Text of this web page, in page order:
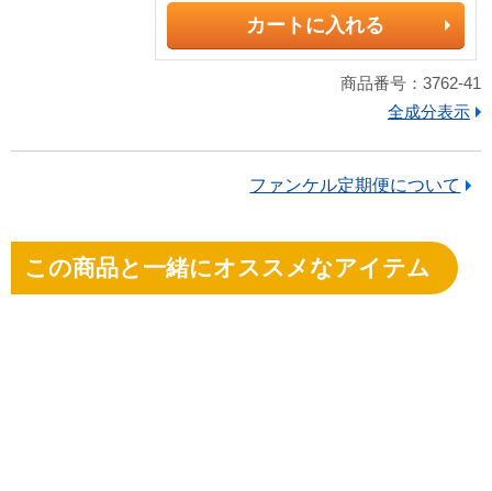
カートに入れる
商品番号：3762-41
全成分表示
ファンケル定期便について
この商品と一緒にオススメなアイテム